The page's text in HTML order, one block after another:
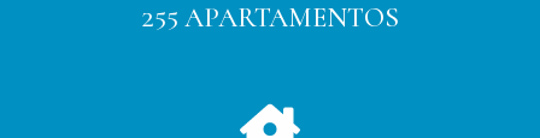
255 APARTAMENTOS